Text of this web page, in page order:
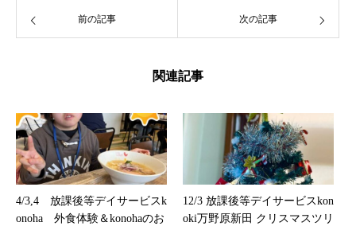
前の記事 次の記事
関連記事
4/3,4 放課後等デイサービスk
onoha 外食体験＆konohaのお
12/3 放課後等デイサービスkon
oki万野原新田 クリスマスツリ